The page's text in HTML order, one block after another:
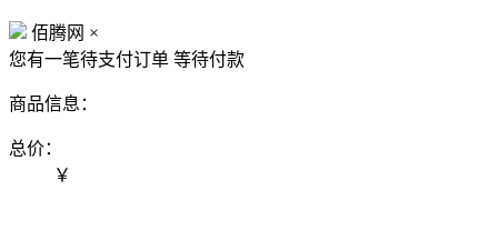
佰腾网 ×
您有一笔待支付订单 等待付款
商品信息：
总价：
￥